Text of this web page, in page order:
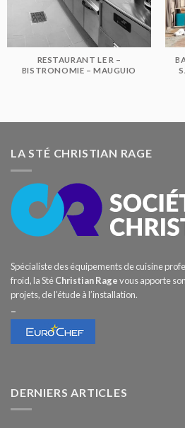
RESTAURANT LE R –
BISTRONOMIE – MAUGUIO
LA STÉ CHRISTIAN RAGE
Spécialiste des équipements de cuisine
froid, la StéChristian Ragevous apporte
projets, de l’étude à l’installation.
–
DERNIERS ARTICLES